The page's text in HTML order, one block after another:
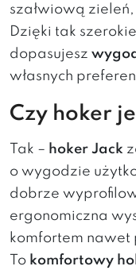
szałwiową
Dzięki tak
dopasujesz
własnych
Czy hoker
Tak – hoker Jack
o wygodzie
dobrze
ergonomiczna
komfortem nawet
To komfortowy